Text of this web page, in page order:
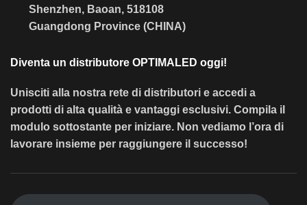
Shenzhen, Baoan, 518108
Guangdong Province (CHINA)
Diventa un distributore OPTIMALED oggi!
Unisciti alla nostra rete di distributori e accedi a
prodotti di alta qualità e vantaggi esclusivi. Compila il
modulo sottostante per iniziare. Non vediamo l’ora di
lavorare insieme per raggiungere il successo!